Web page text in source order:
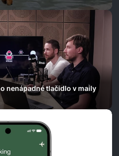
nenápadné tlačidlo v maily